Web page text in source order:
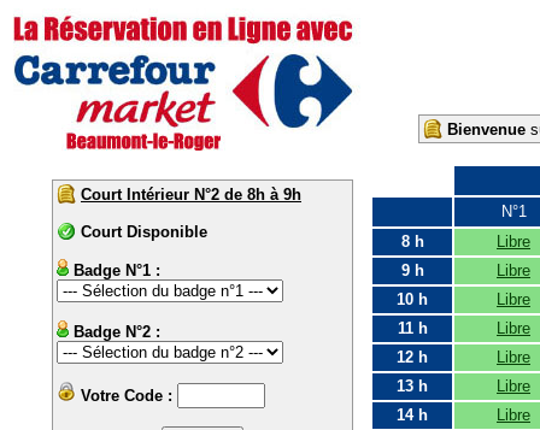
Bienvenue
Court Intérieur N°2 de 8h à 9h
Court Disponible
Badge N°1 :
Badge N°2 :
Votre Code :
N°1
8 h
Libre
9 h
Libre
10 h
Libre
11 h
Libre
12 h
Libre
13 h
Libre
14 h
Libre